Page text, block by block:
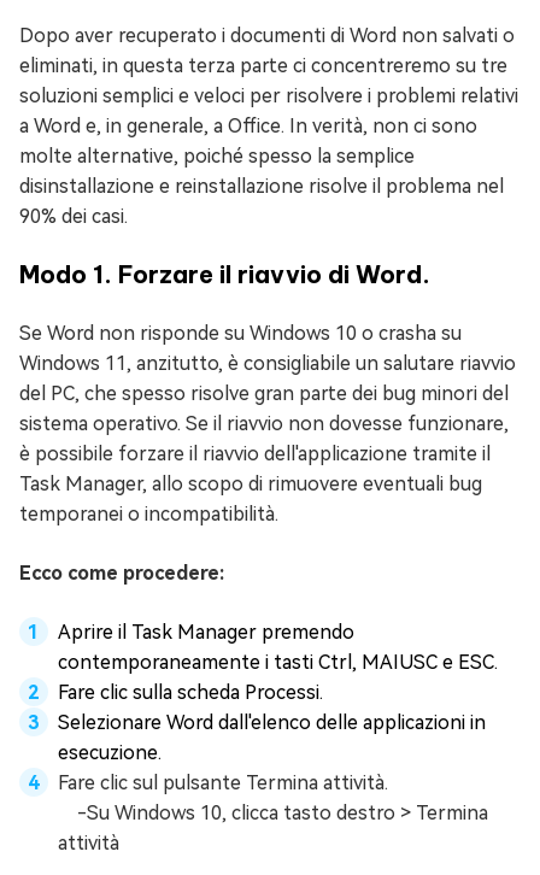
Dopo aver recuperato i documenti di Word non salvati o
eliminati, in questa terza parte ci concentreremo su tre
soluzioni semplici e veloci per risolvere i problemi relativi
a Word e, in generale, a Office. In verità, non ci sono
molte alternative, poiché spesso la semplice
disinstallazione e reinstallazione risolve il problema nel
90% dei casi.
Modo 1. Forzare il riavvio di Word.
Se Word non risponde su Windows 10 o crasha su
Windows 11, anzitutto, è consigliabile un salutare riavvio
del PC, che spesso risolve gran parte dei bug minori del
sistema operativo. Se il riavvio non dovesse funzionare,
è possibile forzare il riavvio dell'applicazione tramite il
Task Manager, allo scopo di rimuovere eventuali bug
temporanei o incompatibilità.
Ecco come procedere:
Aprire il Task Manager premendo
contemporaneamente i tasti Ctrl, MAIUSC e ESC.
Fare clic sulla scheda Processi.
Selezionare Word dall'elenco delle applicazioni in
esecuzione.
Fare clic sul pulsante Termina attività.
-Su Windows 10, clicca tasto destro > Termina
attività